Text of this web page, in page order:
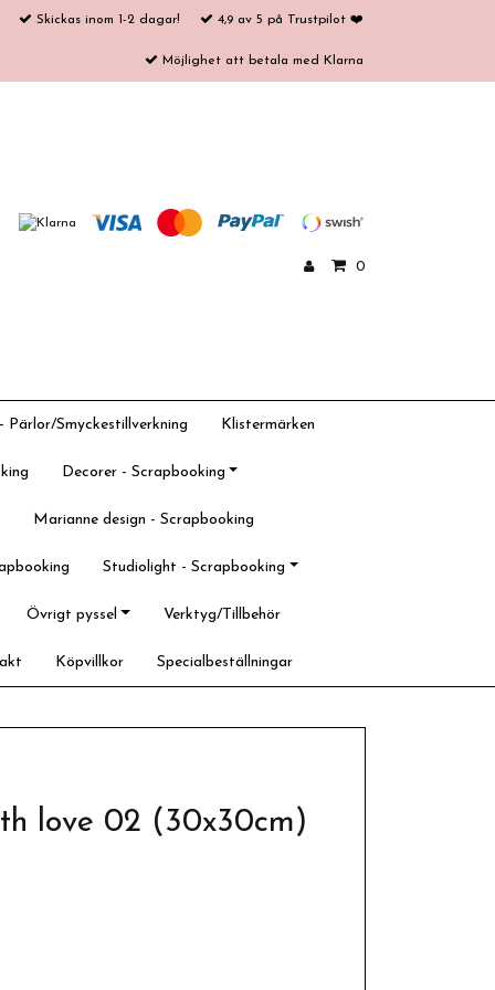
Skickas inom 1-2 dagar! 4,9 av 5 på Trustpilot ❤️
Möjlighet att betala med Klarna
0
Pärlor/Smyckestillverkning Klistermärken
Decorer - Scrapbooking
Marianne design - Scrapbooking
Studiolight - Scrapbooking
Övrigt pyssel Verktyg/Tillbehör
Köpvillkor Specialbeställningar
love 02 (30x30cm)